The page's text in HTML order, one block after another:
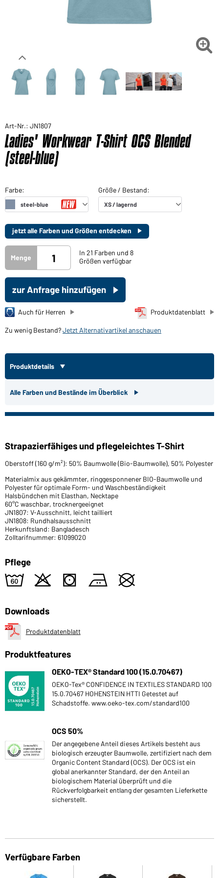

Art-Nr.: JN1807
Ladies' Workwear T-Shirt OCS Blended
(steel-blue)
jetzt alle Farben und Größen entdecken
Menge
In 21 Farben und 8
Größen verfügbar
zur Anfrage hinzufügen
Produktdatenblatt
Auch für Herren
Zu wenig Bestand?Jetzt Alternativartikel anschauen
Produktdetails
Alle Farben und Bestände im Überblick
Strapazierfähiges und pflegeleichtes T-Shirt
Oberstoff (160 g/m²): 50% Baumwolle (Bio-Baumwolle), 50% Polyester
Materialmix aus gekämmter, ringgesponnener BIO-Baumwolle und
Polyester für optimale Form- und Waschbeständigkeit
Halsbündchen mit Elasthan, Necktape
60°C waschbar, trocknergeeignet
JN1807: V-Ausschnitt, leicht tailliert
JN1808: Rundhalsausschnitt
Herkunftsland: Bangladesch
Zolltarifnummer: 61099020
Pflege
4 o s b U
Downloads
Produktdatenblatt
Produktfeatures
OEKO-TEX® Standard 100 (15.0.70467)
OEKO-Tex® CONFIDENCE IN TEXTILES STANDARD 100
15.0.70467 HOHENSTEIN HTTI Getestet auf
Schadstoffe. www.oeko-tex.com/standard100
OCS 50%
Der angegebene Anteil dieses Artikels besteht aus
biologisch erzeugter Baumwolle, zertifiziert nach dem
Organic Content Standard (OCS). Der OCS ist ein
global anerkannter Standard, der den Anteil an
biologischem Material überprüft und die
Rückverfolgbarkeit entlang der gesamten Lieferkette
sicherstellt.
Verfügbare Farben